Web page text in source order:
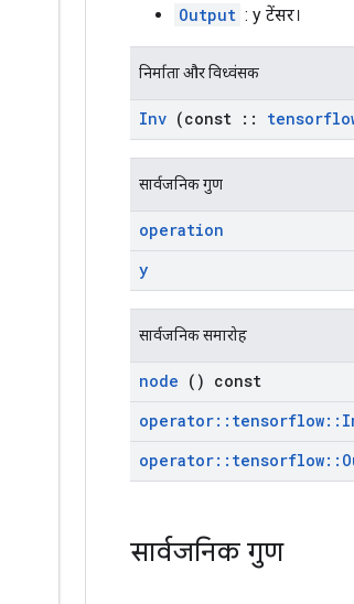
Output : y टेंसर।
निर्माता और विध्वंसक
Inv (const ::
सार्वजनिक गुण
operation
y
सार्वजनिक समारोह
node () const
operator:: tensorflow::
operator:: tensorflow::
सार्वजनिक गुण